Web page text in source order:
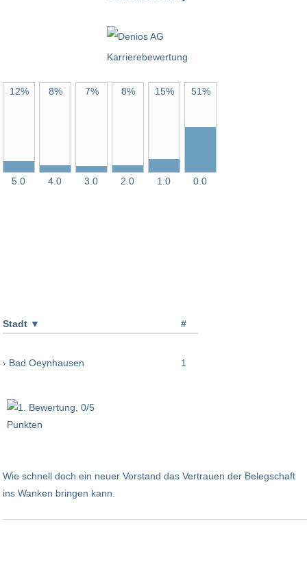
12%
5.0
8%
4.0
7%
3.0
8%
2.0
15%
1.0
51%
0.0
Stadt ▼ #
› Bad Oeynhausen 1
Wie schnell doch ein neuer Vorstand das Vertrauen der Belegschaft
ins Wanken bringen kann.